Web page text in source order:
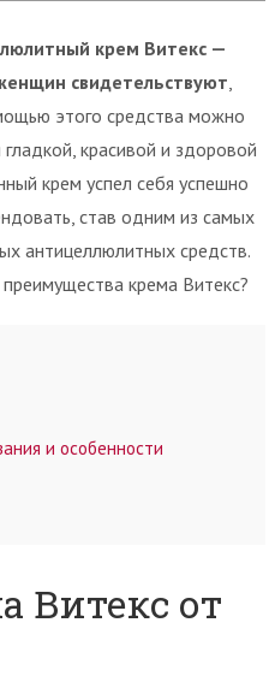
крем Витекс —
свидетельствуют,
этого средства можно
гладкой, красивой и здоровой
крем успел себя успешно
став одним из самых
антицеллюлитных средств.
крема Витекс?
и особенности
Витекс от